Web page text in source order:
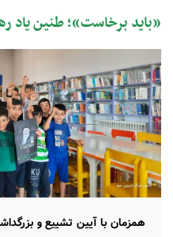
«باید برخاست»؛ طنین یاد
همزمان با آیین تشییع و